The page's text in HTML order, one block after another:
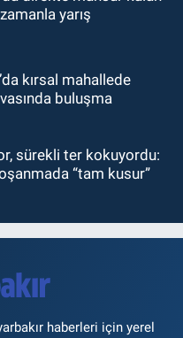
yarış
kırsal mahallede
buluşma
sürekli ter kokuyordu:
“tam kusur”
haberleri için yerel